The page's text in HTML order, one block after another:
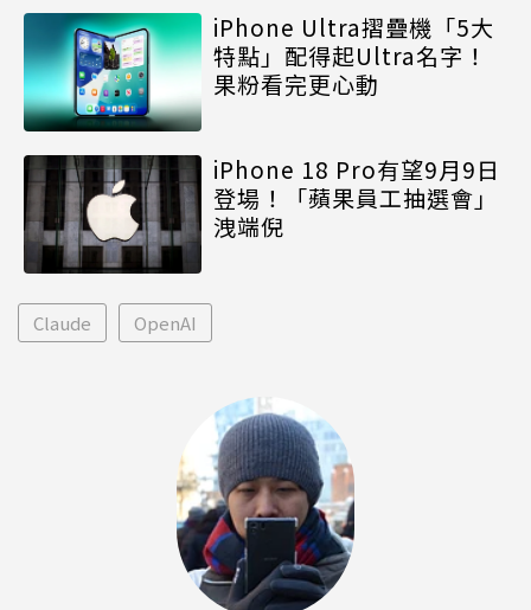
iPhone Ultra摺疊機「5大
特點」配得起Ultra名字！
果粉看完更心動
iPhone 18 Pro有望9月9日
登場！「蘋果員工抽選會」
洩端倪
Claude OpenAI